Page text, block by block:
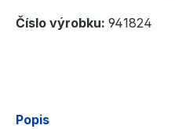
Číslo výrobku: 941824
Popis